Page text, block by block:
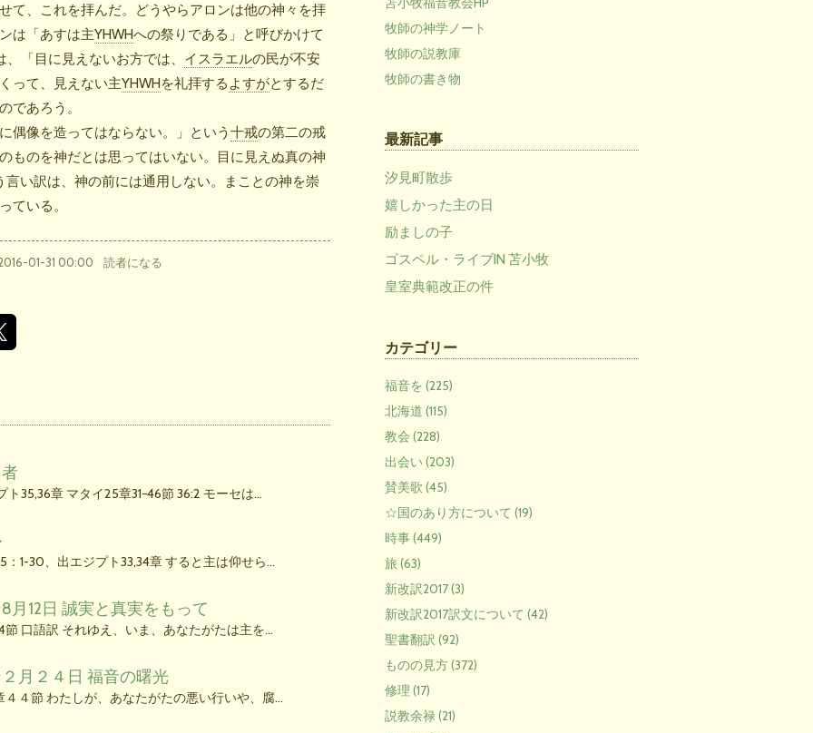
て、これを拝んだ。どうやらアロンは他の神々を拝
は「あすは主YHWHへの祭りである」と呼びかけて
「目に見えないお方では、 イスラエルの民が不安
って、見えない主YHWHを礼拝する よすがとするだ
であろう。
偶像を造ってはならない。」という 十戒の第二の戒
ものを神だとは思ってはいない。目に見えぬ真の神
言い訳は、神の前には通用しない。まことの神を崇
ている。
01-31 00:00 読者になる
ト35,36章 マタイ25章31−46節 36:2 モーセは…
：1-30、出エジプト33,34章 すると主は仰せら…
月12日 誠実と真実をもって
節 口語訳 それゆえ、いま、あなたがたは主を…
月２４日 福音の曙光
４４節 わたしが、あなたがたの悪い行いや、腐…
苫小牧福音教会HP
牧師の神学ノート
牧師の説教庫
牧師の書き物
最新記事
汐見町散歩
嬉しかった主の日
励ましの子
ゴスペル・ライブIN 苫小牧
皇室典範改正の件
カテゴリー
福音を (225)
北海道 (115)
教会 (228)
出会い (203)
賛美歌 (45)
☆国のあり方について (19)
時事 (449)
旅 (63)
新改訳2017 (3)
新改訳2017訳文について (42)
聖書翻訳 (92)
ものの見方 (372)
修理 (17)
説教余禄 (21)